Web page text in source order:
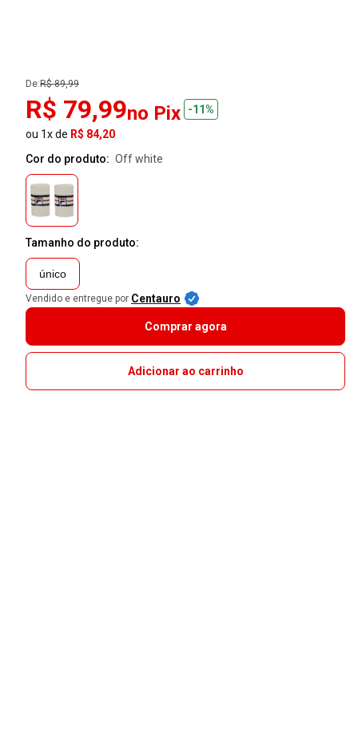
De:R$ 89,99
R$ 79,99no Pix
-11%
ou 1x de R$ 84,20
Cor do produto:
off white
Tamanho do produto:
único
Vendido e entregue por Centauro
Comprar agora
Adicionar ao carrinho